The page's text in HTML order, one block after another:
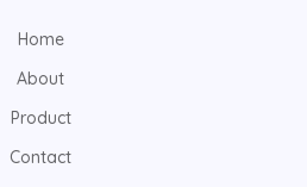
Home
About
Product
Contact